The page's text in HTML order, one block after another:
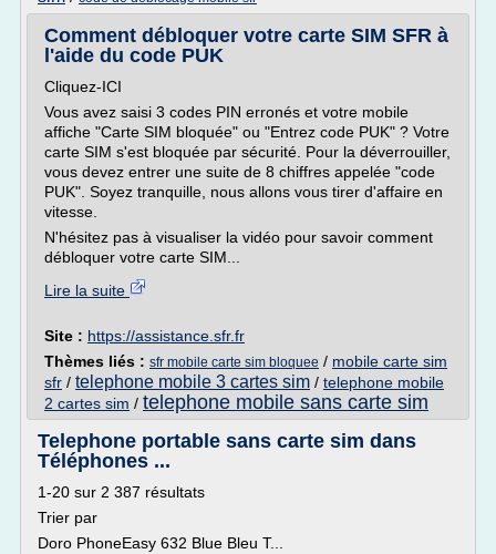
Comment débloquer votre carte SIM SFR à
l'aide du code PUK
Cliquez-ICI
Vous avez saisi 3 codes PIN erronés et votre mobile
affiche "Carte SIM bloquée" ou "Entrez code PUK" ? Votre
carte SIM s'est bloquée par sécurité. Pour la déverrouiller,
vous devez entrer une suite de 8 chiffres appelée "code
PUK". Soyez tranquille, nous allons vous tirer d'affaire en
vitesse.
N'hésitez pas à visualiser la vidéo pour savoir comment
débloquer votre carte SIM...
Lire la suite
Site : https://assistance.sfr.fr
Thèmes liés : sfr mobile carte sim bloquee / mobile carte sim
sfr / telephone mobile 3 cartes sim / telephone mobile
2 cartes sim / telephone mobile sans carte sim
Telephone portable sans carte sim dans
Téléphones ...
1-20 sur 2 387 résultats
Trier par
Doro PhoneEasy 632 Blue Bleu T...